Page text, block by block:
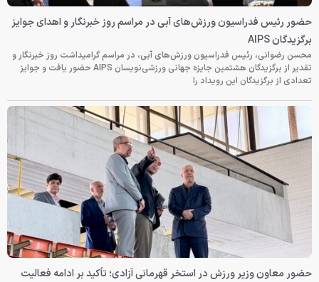
حضور رئیس فدراسیون ورزش‌های آبی در مراسم روز خبرنگار و اهدای جوایز
برگزیدگان AIPS
محسن رضوانی، رئیس فدراسیون ورزش‌های آبی، در مراسم گرامیداشت روز خبرنگار و
تقدیر از برگزیدگان هشتمین جایزه جهانی ورزشی‌نویسان AIPS حضور یافت و جوایز
تعدادی از برگزیدگان این رویداد را
حضور معاون وزیر ورزش در استخر قهرمانی آزادی؛ تأکید بر ادامه فعالیت